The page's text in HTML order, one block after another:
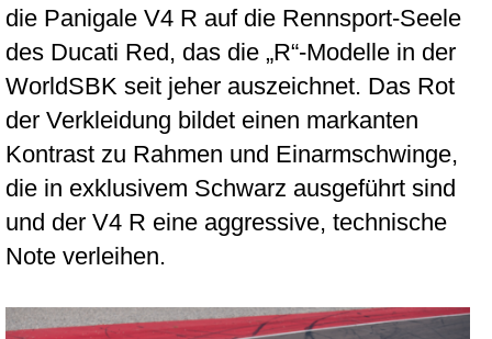
die Panigale V4 R auf die Rennsport-Seele
des Ducati Red, das die „R“-Modelle in der
WorldSBK seit jeher auszeichnet. Das Rot
der Verkleidung bildet einen markanten
Kontrast zu Rahmen und Einarmschwinge,
die in exklusivem Schwarz ausgeführt sind
und der V4 R eine aggressive, technische
Note verleihen.